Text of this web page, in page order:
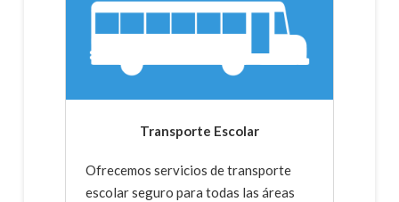
Transporte Escolar
Ofrecemos servicios de transporte
escolar seguro para todas las áreas